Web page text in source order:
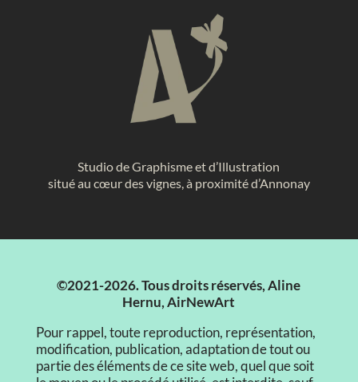
Studio de Graphisme et d’Illustration
situé au cœur des vignes, à proximité d’Annonay
©2021-2026. Tous droits réservés, Aline
Hernu, AirNewArt
Pour rappel, toute reproduction, représentation,
modification, publication, adaptation de tout ou
partie des éléments de ce site web, quel que soit